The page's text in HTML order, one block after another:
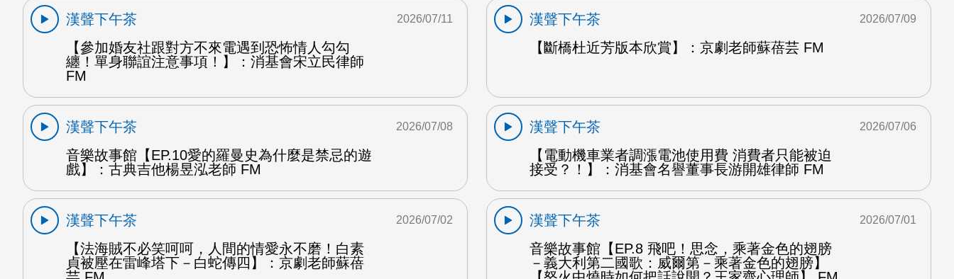
漢聲下午茶
【參加婚友社跟對方不來電遇到恐怖情人勾勾
纏！單身聯誼注意事項！】：消基會宋立民律師
FM
2026/07/11
漢聲下午茶
【斷橋杜近芳版本欣賞】：京劇老師蘇蓓芸 FM
2026/07/09
漢聲下午茶
音樂故事館【EP.10愛的羅曼史為什麼是禁忌的遊
戲】：古典吉他楊昱泓老師 FM
2026/07/08
漢聲下午茶
【電動機車業者調漲電池使用費 消費者只能被迫
接受？！】：消基會名譽董事長游開雄律師 FM
2026/07/06
漢聲下午茶
【法海賊不必笑呵呵，人間的情愛永不磨！白素
貞被壓在雷峰塔下－白蛇傳四】：京劇老師蘇蓓
2026/07/02
漢聲下午茶
音樂故事館【EP.8 飛吧！思念，乘著金色的翅膀
－義大利第二國歌：威爾第－乘著金色的翅膀】
2026/07/01